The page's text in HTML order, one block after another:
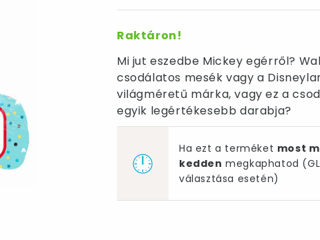
Raktáron!
Mi jut eszedbe Mickey egérről?
csodálatos mesék vagy a
világméretű márka, vagy ez a
egyik legértékesebb darabja?
Ha ezt a terméket most
kedden megkaphatod
választása esetén)